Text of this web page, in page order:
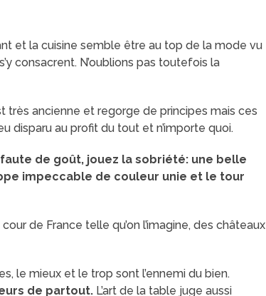
et la cuisine semble être au top de la mode vu
consacrent. N’oublions pas toutefois la
très ancienne et regorge de principes mais ces
disparu au profit du tout et n’importe quoi.
de goût, jouez la sobriété: une belle
impeccable de couleur unie et le tour
de France telle qu’on l’imagine, des châteaux
le mieux et le trop sont l’ennemi du bien.
de partout. L’art de la table juge aussi